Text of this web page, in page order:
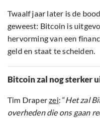
Twaalf jaar later is de
geweest: Bitcoin is
hervorming van een
geld en staat te scheiden.
Bitcoin zal nog sterker
Tim Draperzei: “Het zal
overheden die ons gaan